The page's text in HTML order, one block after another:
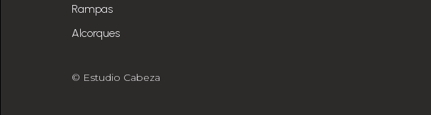
Rampas
Alcorques
© Estudio Cabeza